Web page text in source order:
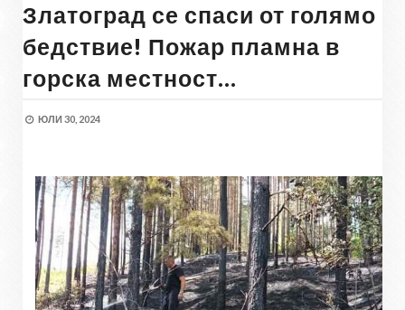
Златоград се спаси от голямо
бедствие! Пожар пламна в
горска местност...
ЮЛИ 30, 2024